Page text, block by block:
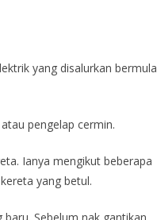
yang disalurkan bermula
pengelap cermin.
Ianya mengikut beberapa
yang betul.
Sebelum nak gantikan